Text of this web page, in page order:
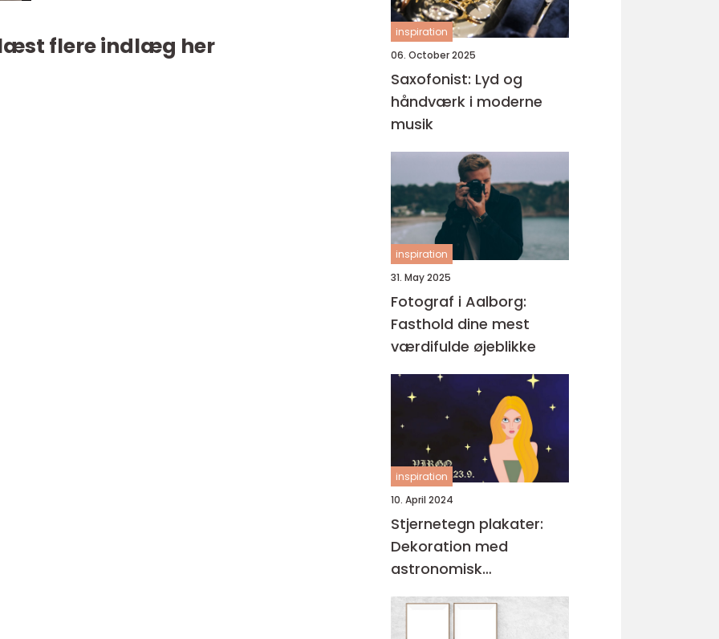
flere indlæg her
inspiration
06. October 2025
Saxofonist: Lyd og
håndværk i moderne
musik
inspiration
31. May 2025
Fotograf i Aalborg:
Fasthold dine mest
værdifulde øjeblikke
inspiration
10. April 2024
Stjernetegn plakater:
Dekoration med
astronomisk
personlighed